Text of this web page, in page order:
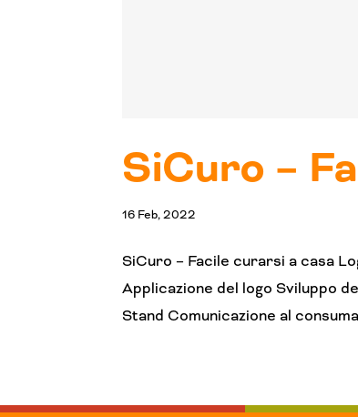
SiCuro –
16 Feb, 2022
SiCuro – Facile curarsi a casa
Applicazione del logo Sviluppo
Stand Comunicazione al